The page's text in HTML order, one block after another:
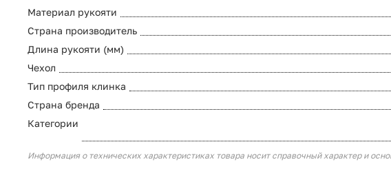
Материал рукояти
Страна производитель
Длина рукояти (мм)
Чехол
Тип профиля клинка
Страна бренда
Категории
Информация о технических характеристиках товара носит справочный характер и